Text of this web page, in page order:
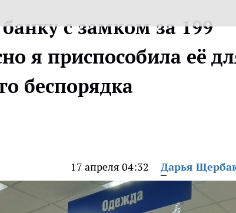
с замком за 199
я приспособила её
беспорядка
17 апреля 04:32 Дарья